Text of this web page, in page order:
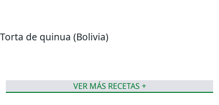
Torta de quinua (Bolivia)
VER MÁS RECETAS +